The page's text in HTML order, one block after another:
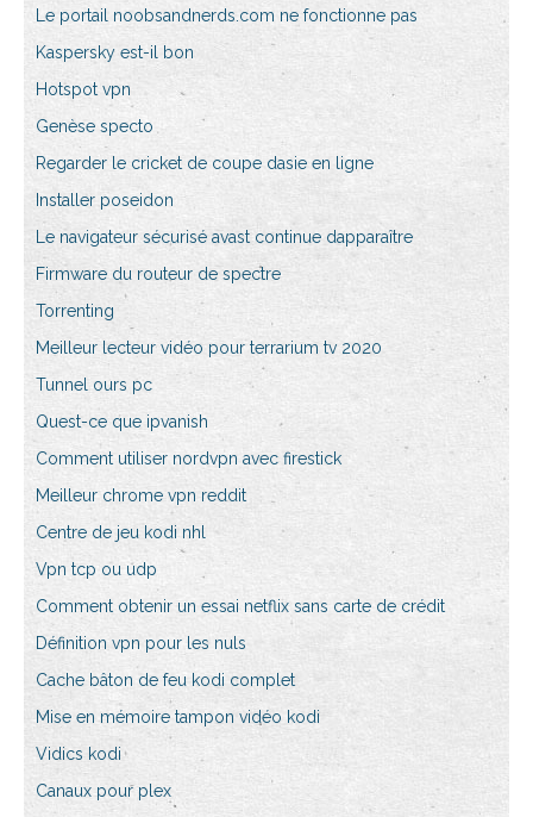
Le portail noobsandnerds.com ne fonctionne pas
Kaspersky est-il bon
Hotspot vpn
Genèse specto
Regarder le cricket de coupe dasie en ligne
Installer poseidon
Le navigateur sécurisé avast continue dapparaître
Firmware du routeur de spectre
Torrenting
Meilleur lecteur vidéo pour terrarium tv 2020
Tunnel ours pc
Quest-ce que ipvanish
Comment utiliser nordvpn avec firestick
Meilleur chrome vpn reddit
Centre de jeu kodi nhl
Vpn tcp ou udp
Comment obtenir un essai netflix sans carte de crédit
Définition vpn pour les nuls
Cache bâton de feu kodi complet
Mise en mémoire tampon vidéo kodi
Vidics kodi
Canaux pour plex